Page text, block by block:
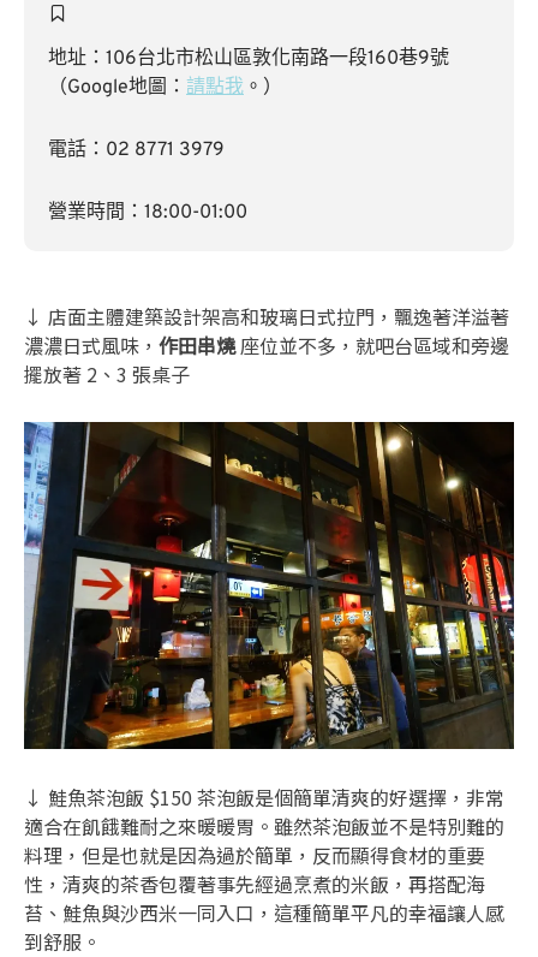
地址：106台北市松山區敦化南路一段160巷9號
（Google地圖： 請點我 。）
電話：02 8771 3979
營業時間：18:00-01:00
↓ 店面主體建築設計架高和玻璃日式拉門，飄逸著洋溢著
濃濃日式風味， 作田串燒座位並不多，就吧台區域和旁邊
擺放著 2、3 張桌子
↓ 鮭魚茶泡飯 $150 茶泡飯是個簡單清爽的好選擇，非常
適合在飢餓難耐之來暖暖胃。雖然茶泡飯並不是特別難的
料理，但是也就是因為過於簡單，反而顯得食材的重要
性，清爽的茶香包覆著事先經過烹煮的米飯，再搭配海
苔、鮭魚與沙西米一同入口，這種簡單平凡的幸福讓人感
到舒服。